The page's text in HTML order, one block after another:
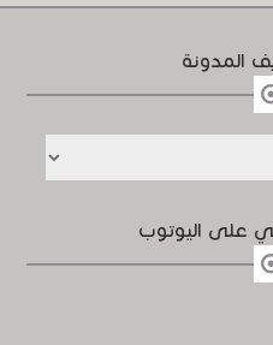
المدونة
على اليوتوب